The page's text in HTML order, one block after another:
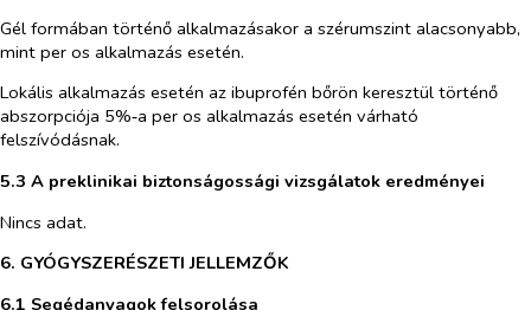
Gél formában történő alkalmazásakor a szérumszint alacsonyabb,
mint per os alkalmazás esetén.
Lokális alkalmazás esetén az ibuprofén bőrön keresztül történő
abszorpciója 5%‑a per os alkalmazás esetén várható
felszívódásnak.
5.3 A preklinikai biztonságossági vizsgálatok eredményei
Nincs adat.
6. GYÓGYSZERÉSZETI JELLEMZŐK
6.1 Segédanyagok felsorolása